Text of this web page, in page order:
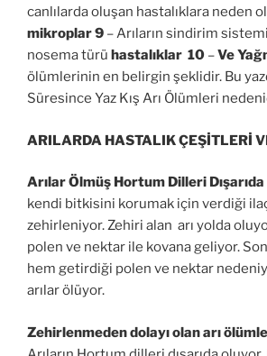
canlılarda oluşan hastalıklara neden
mikroplar9 – Arıların sindirim
nosema türü hastalıklar 10 –Ve
ölümlerinin en belirgin şeklidir. Bu
Süresince Yaz Kış Arı Ölümleri
ARILARDA HASTALIK ÇEŞİTLERİ
Arılar Ölmüş Hortum Dilleri Dışarıda
kendi bitkisini korumak için verdiği
zehirleniyor. Zehiri alan arı yolda
polen ve nektar ile kovana geliyor.
hem getirdiği polen ve nektar
arılar ölüyor.
Zehirlenmeden dolayı olan arı